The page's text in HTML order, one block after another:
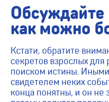
как можно
Кстати, обратите
секретов взрослых для
поиском истины.
свидетелем неких
конца понятны, и он не